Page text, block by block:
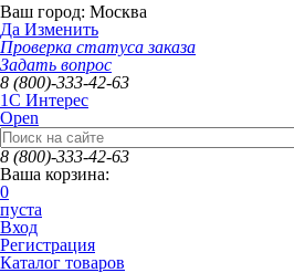
Ваш город: Москва
Да Изменить
Проверка статуса заказа
Задать вопрос
8 (800)-333-42-63
1C Интерес
Open
8 (800)-333-42-63
Ваша корзина:
0
пуста
Вход
Регистрация
Каталог товаров